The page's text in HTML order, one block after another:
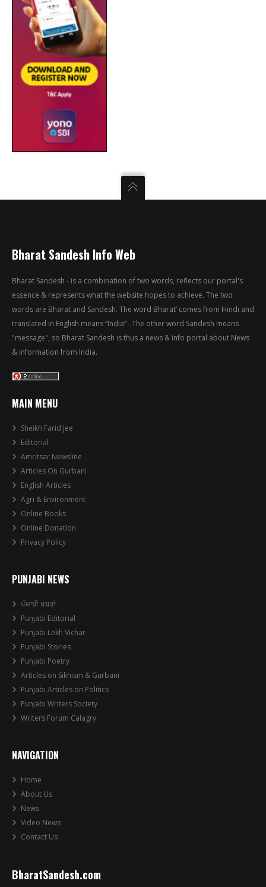
Bharat Sandesh Info Web
Bharat Sandesh - is a combination of two words, reflects our portal's
essence & represents what the website hopes to achieve. The two
words are Bharat and Sandesh. The word Bharat’ comes from Hindi and
translated in English means “India” . The other word Sandesh means
"message", so Bharat Sandesh is thus a news & info portal about News
& information from India.
MAIN MENU
Sheikh Farid Jee
Editorial
Amritsar Newsline
Articles On Gurbani
English Articles
Agri & Environment
Online Books
Online Donation
Privacy Policy
PUNJABI NEWS
ਪੰਜਾਬੀ ਖਬਰਾਂ
Punjabi Editorial
Punjabi Lekh Vichar
Punjabi Stories
Punjabi Poetry
Articles on Sikhism & Gurbani
Punjabi Articles on Politics
Punjabi Writers Society
Writers Forum Calagry
NAVIGATION
Home
About Us
News
Video News
Contact Us
BharatSandesh.com